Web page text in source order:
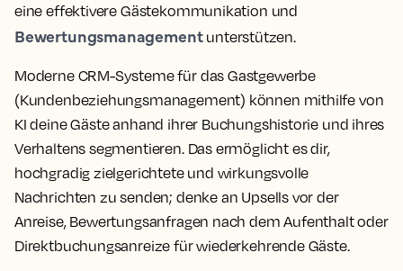
eine effektivere Gästekommunikation und
Bewertungsmanagementunterstützen.
Moderne CRM-Systeme für das Gastgewerbe
(Kundenbeziehungsmanagement) können mithilfe von
KI deine Gäste anhand ihrer Buchungshistorie und ihres
Verhaltens segmentieren. Das ermöglicht es dir,
hochgradig zielgerichtete und wirkungsvolle
Nachrichten zu senden; denke an Upsells vor der
Anreise, Bewertungsanfragen nach dem Aufenthalt oder
Direktbuchungsanreize für wiederkehrende Gäste.